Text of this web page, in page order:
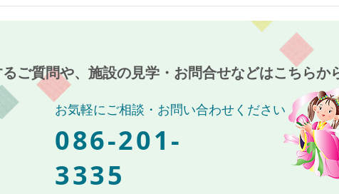
ご質問や、施設の見学・お問合せなどはこちらか
お気軽にご相談・お問い合わせください
086-201-
3335